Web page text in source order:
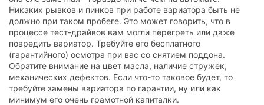
Никаких рывков и пинков при работе вариатора быть не
должно при таком пробеге. Это может говорить, что в
процессе тест-драйвов вам могли перегреть или даже
повредить вариатор. Требуйте его бесплатного
(гарантийного) осмотра при вас со снятием поддона.
Обратите внимание на цвет масла, наличие стружек,
механических дефектов. Если что-то таковое будет, то
требуйте замены вариатора по гарантии, ну или как
минимум его очень грамотной капиталки.